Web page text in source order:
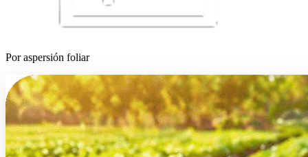
Por aspersión foliar